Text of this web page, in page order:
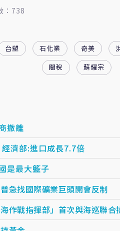
：738
台塑 石化業 奇美
關稅
蘇耀宗
撤離
濟部:進口成長7.7倍
是最大籃子
急找國際礦業巨頭開會反制
作戰指揮部」首次與海巡聯合